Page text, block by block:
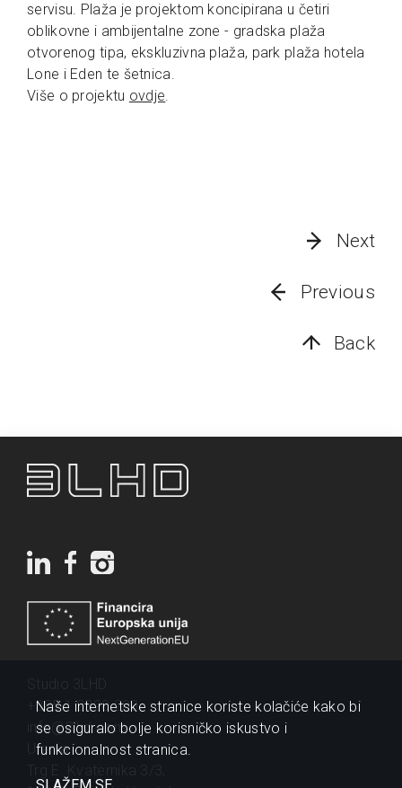
servisu. Plaža je projektom koncipirana u četiri
oblikovne i ambijentalne zone - gradska plaža
otvorenog tipa, ekskluzivna plaža, park plaža hotela
Lone i Eden te šetnica.
Više o projektu ovdje.
Next
Previous
Back
+385 1 2320 200
info@3lhd.com
Urania
Naše internetske stranice koriste kolačiće kako bi
se osiguralo bolje korisničko iskustvo i
funkcionalnost stranica.